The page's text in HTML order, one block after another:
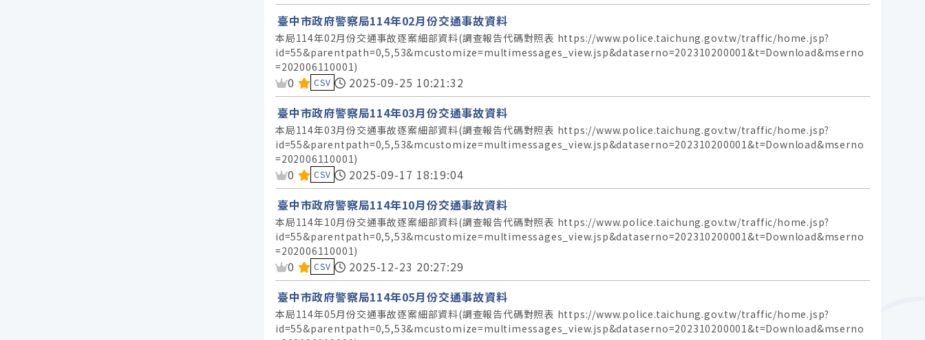
臺中市政府警察局114年02月份交通事故資料
本局114年02月份交通事故逐案細部資料(調查報告代碼對照表 https://www.police.taichung.gov.tw/traffic/home.jsp?
id=55&parentpath=0,5,53&mcustomize=multimessages_view.jsp&dataserno=202310200001&t=Download&mserno
=202006110001)
資料集評分：
0 CSV
2025-09-25 10:21:32
臺中市政府警察局114年03月份交通事故資料
本局114年03月份交通事故逐案細部資料(調查報告代碼對照表 https://www.police.taichung.gov.tw/traffic/home.jsp?
id=55&parentpath=0,5,53&mcustomize=multimessages_view.jsp&dataserno=202310200001&t=Download&mserno
=202006110001)
資料集評分：
0 CSV
2025-09-17 18:19:04
臺中市政府警察局114年10月份交通事故資料
本局114年10月份交通事故逐案細部資料(調查報告代碼對照表 https://www.police.taichung.gov.tw/traffic/home.jsp?
id=55&parentpath=0,5,53&mcustomize=multimessages_view.jsp&dataserno=202310200001&t=Download&mserno
=202006110001)
資料集評分：
0 CSV
2025-12-23 20:27:29
臺中市政府警察局114年05月份交通事故資料
本局114年05月份交通事故逐案細部資料(調查報告代碼對照表 https://www.police.taichung.gov.tw/traffic/home.jsp?
id=55&parentpath=0,5,53&mcustomize=multimessages_view.jsp&dataserno=202310200001&t=Download&mserno